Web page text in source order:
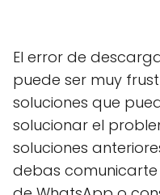
El error de
puede ser muy
soluciones que
solucionar el
soluciones
debas